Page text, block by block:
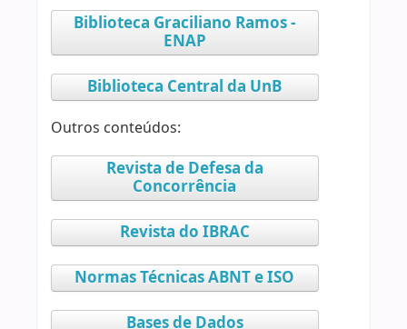
Biblioteca Graciliano Ramos -
ENAP
Biblioteca Central da UnB
Outros conteúdos:
Revista de Defesa da
Concorrência
Revista do IBRAC
Normas Técnicas ABNT e ISO
Bases de Dados